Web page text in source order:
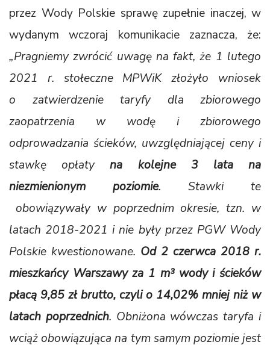
przez Wody Polskie sprawę zupełnie inaczej, w
wydanym wczoraj komunikacie zaznacza, że:
„Pragniemy zwrócić uwagę na fakt, że 1 lutego
2021 r. stołeczne MPWiK złożyło wniosek
o zatwierdzenie taryfy dla zbiorowego
zaopatrzenia w wodę i zbiorowego
odprowadzania ścieków, uwzględniającej ceny i
stawkę opłatyna kolejne 3
lata na
niezmienionym poziomie. Stawki te
obowiązywały w poprzednim okresie, tzn. w
latach 2018-2021 i nie były przez PGW Wody
Polskie kwestionowane. Od 2 czerwca 2018 r.
mieszkańcy Warszawy za 1 m³ wody i ścieków
płacą 9,85 zł brutto, czyli o 14,02% mniej niż w
latach poprzednich. Obniżona wówczas taryfa i
wciąż obowiązująca na tym samym poziomie jest